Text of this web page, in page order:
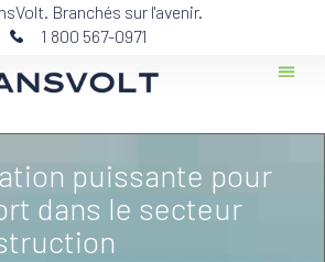
Branchés sur l'avenir.
1 800 567-0971
puissante pour
dans le secteur